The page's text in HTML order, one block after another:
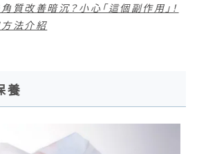
質改善暗沉？小心「這個副作用」！
法介紹
養